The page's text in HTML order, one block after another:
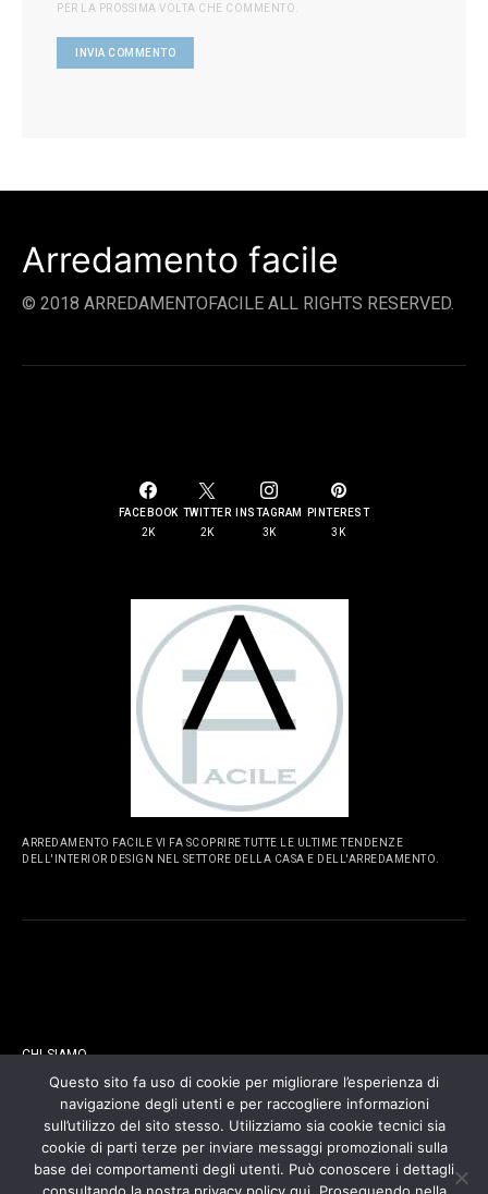
PER LA PROSSIMA VOLTA CHE COMMENTO.
Arredamento facile
© 2018 ARREDAMENTOFACILE ALL RIGHTS RESERVED.
FACEBOOK
2K
TWITTER
2K
INSTAGRAM
3K
PINTEREST
3K
ARREDAMENTO FACILE VI FA SCOPRIRE TUTTE LE ULTIME TENDENZE
DELL'INTERIOR DESIGN NEL SETTORE DELLA CASA E DELL'ARREDAMENTO.
CHI SIAMO
CONTATTI
COOKIES POLICY
Questo sito fa uso di cookie per migliorare l’esperienza di
navigazione degli utenti e per raccogliere informazioni
sull’utilizzo del sito stesso. Utilizziamo sia cookie tecnici sia
cookie di parti terze per inviare messaggi promozionali sulla
base dei comportamenti degli utenti. Può conoscere i dettagli